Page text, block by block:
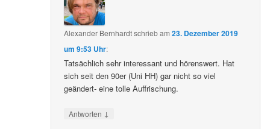
Alexander Bernhardtschriebam23. Dezember 2019
um 9:53 Uhr:
Tatsächlich sehr interessant und hörenswert. Hat
sich seit den 90er (Uni HH) gar nicht so viel
geändert- eine tolle Auffrischung.
Antworten ↓